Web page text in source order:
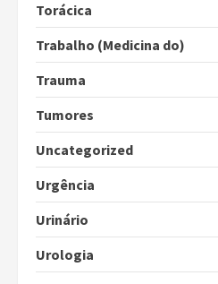
Torácica
Trabalho (Medicina do)
Trauma
Tumores
Uncategorized
Urgência
Urinário
Urologia